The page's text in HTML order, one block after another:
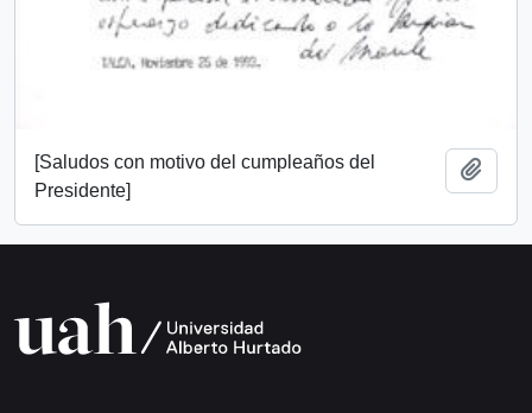
[Saludos con motivo del cumpleaños del
Presidente]